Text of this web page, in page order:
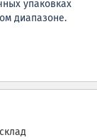
упаковках
диапазоне.